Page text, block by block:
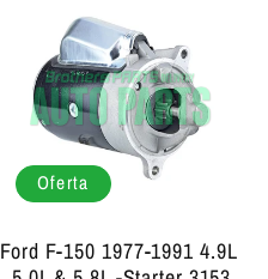
Oferta
Ford F-150 1977-1991 4.9L